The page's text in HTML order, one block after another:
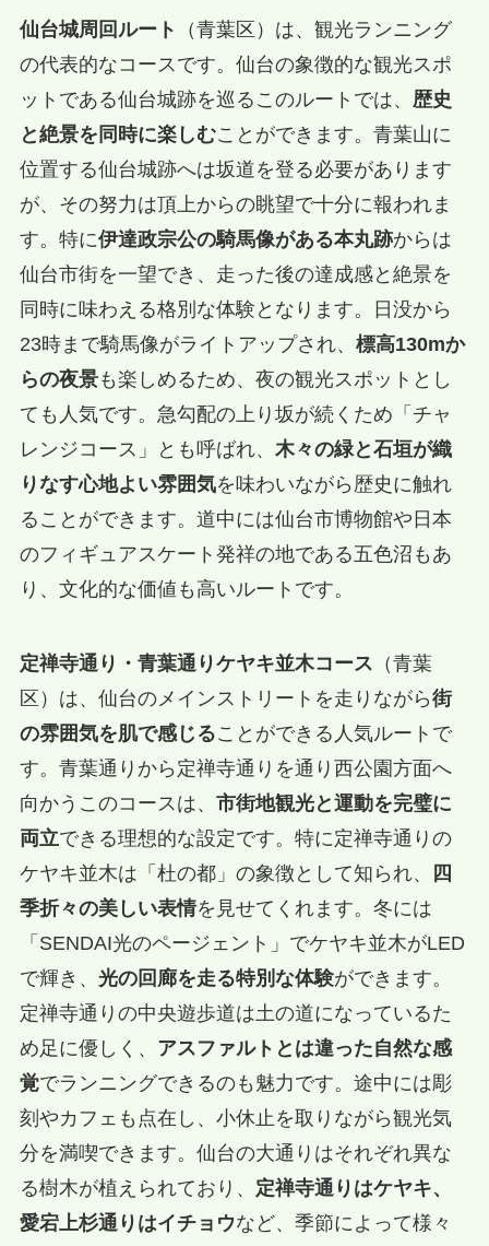
仙台城周回ルート
（青葉区）は、観光ランニング
の代表的なコースです。仙台の象徴的な観光スポ
ットである仙台城跡を巡るこのルートでは、 歴史
と絶景を同時に楽しむことができます。青葉山に
位置する仙台城跡へは坂道を登る必要があります
が、その努力は頂上からの眺望で十分に報われま
す。特に伊達政宗公の騎馬像がある本丸跡からは
仙台市街を一望でき、走った後の達成感と絶景を
同時に味わえる格別な体験となります。日没から
23時まで騎馬像がライトアップされ、 標高130mか
らの夜景も楽しめるため、夜の観光スポットとし
ても人気です。急勾配の上り坂が続くため「チャ
レンジコース」とも呼ばれ、 木々の緑と石垣が織
りなす心地よい雰囲気を味わいながら歴史に触れ
ることができます。道中には仙台市博物館や日本
のフィギュアスケート発祥の地である五色沼もあ
り、文化的な価値も高いルートです。
定禅寺通り・青葉通りケヤキ並木コース （青葉
区）は、仙台のメインストリートを走りながら街
の雰囲気を肌で感じることができる人気ルートで
す。青葉通りから定禅寺通りを通り西公園方面へ
向かうこのコースは、 市街地観光と運動を完璧に
両立できる理想的な設定です。特に定禅寺通りの
ケヤキ並木は「杜の都」の象徴として知られ、
四
季折々の美しい表情を見せてくれます。冬には
「SENDAI光のページェント」でケヤキ並木がLED
で輝き、 光の回廊を走る特別な体験ができます。
定禅寺通りの中央遊歩道は土の道になっているた
め足に優しく、 アスファルトとは違った自然な感
覚でランニングできるのも魅力です。途中には彫
刻やカフェも点在し、小休止を取りながら観光気
分を満喫できます。仙台の大通りはそれぞれ異な
る樹木が植えられており、 定禅寺通りはケヤキ、
愛宕上杉通りはイチョウなど、季節によって様々